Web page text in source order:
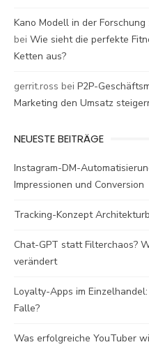
Kano Modell in der
bei Wie sieht die perfekte
Ketten aus?
gerrit.ross bei P2P-
Marketing den Umsatz
NEUESTE BEITRÄGE
Instagram-DM-
Impressionen und Conversion
Tracking-Konzept
Chat-GPT statt Filterchaos?
verändert
Loyalty-Apps im
Falle?
Was erfolgreiche YouTuber